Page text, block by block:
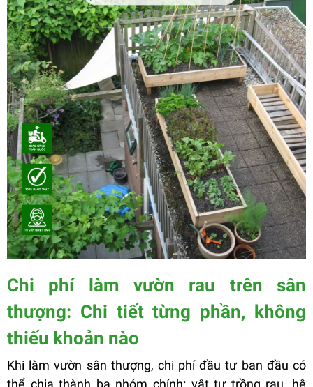
Chi phí làm vườn rau trên sân
thượng: Chi tiết từng phần, không
thiếu khoản nào
Khi làm vườn sân thượng, chi phí đầu tư ban đầu có